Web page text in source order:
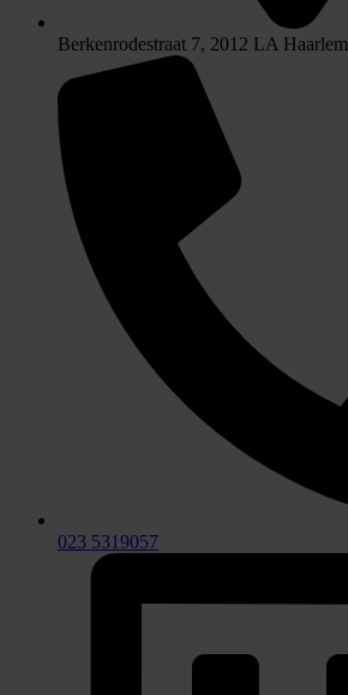
Berkenrodestraat 7, 2012 LA Haarlem
023 5319057